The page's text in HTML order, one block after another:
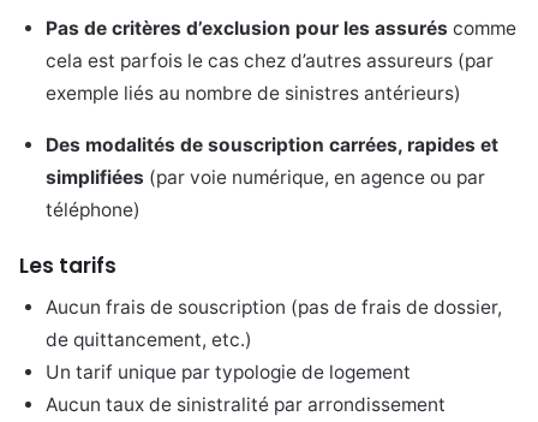
Pas de critères d’exclusion pour les assurés comme
cela est parfois le cas chez d’autres assureurs (par
exemple liés au nombre de sinistres antérieurs)
Des modalités de souscription carrées, rapides et
simplifiées (par voie numérique, en agence ou par
téléphone)
Les tarifs
Aucun frais de souscription (pas de frais de dossier,
de quittancement, etc.)
Un tarif unique par typologie de logement
Aucun taux de sinistralité par arrondissement